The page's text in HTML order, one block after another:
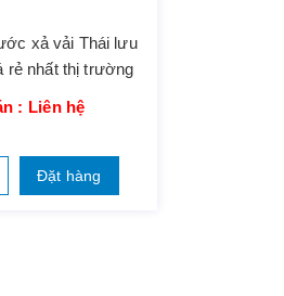
xả vải Thái lưu
rẻ nhất thị trường
: Liên hệ
Đặt hàng